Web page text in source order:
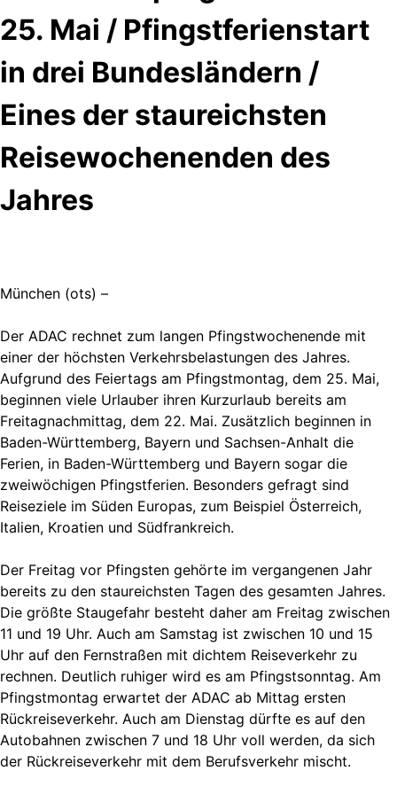
25. Mai / Pfingstferienstart
in drei Bundesländern /
Eines der staureichsten
Reisewochenenden des
Jahres
München (ots) –
Der ADAC rechnet zum langen Pfingstwochenende mit
einer der höchsten Verkehrsbelastungen des Jahres.
Aufgrund des Feiertags am Pfingstmontag, dem 25. Mai,
beginnen viele Urlauber ihren Kurzurlaub bereits am
Freitagnachmittag, dem 22. Mai. Zusätzlich beginnen in
Baden-Württemberg, Bayern und Sachsen-Anhalt die
Ferien, in Baden-Württemberg und Bayern sogar die
zweiwöchigen Pfingstferien. Besonders gefragt sind
Reiseziele im Süden Europas, zum Beispiel Österreich,
Italien, Kroatien und Südfrankreich.
Der Freitag vor Pfingsten gehörte im vergangenen Jahr
bereits zu den staureichsten Tagen des gesamten Jahres.
Die größte Staugefahr besteht daher am Freitag zwischen
11 und 19 Uhr. Auch am Samstag ist zwischen 10 und 15
Uhr auf den Fernstraßen mit dichtem Reiseverkehr zu
rechnen. Deutlich ruhiger wird es am Pfingstsonntag. Am
Pfingstmontag erwartet der ADAC ab Mittag ersten
Rückreiseverkehr. Auch am Dienstag dürfte es auf den
Autobahnen zwischen 7 und 18 Uhr voll werden, da sich
der Rückreiseverkehr mit dem Berufsverkehr mischt.